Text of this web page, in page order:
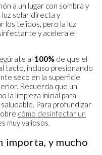
a un lugar con sombra y
solar directa y
los tejidos, pero la luz
y acelera el
al 100% de que el
tacto, incluso presionando
seco en la superficie
Recuerda que un
la limpieza inicial para
Para profundizar
cómo desinfectar un
muy valiosos.
importa, y mucho